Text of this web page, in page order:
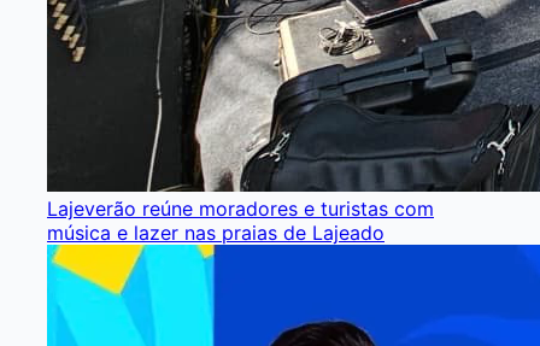
Lajeverão reúne moradores e turistas com
música e lazer nas praias de Lajeado